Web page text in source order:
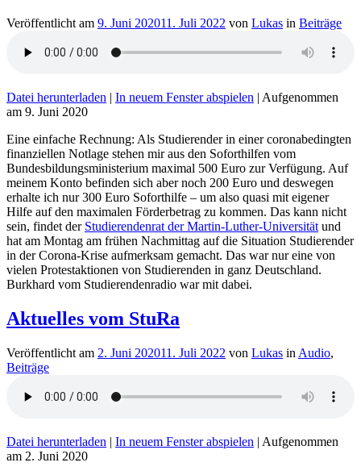
Veröffentlicht am 9. Juni 202011. Juli 2022 von Lukas in Beiträge
Datei herunterladen | In neuem Fenster abspielen | Aufgenommen
am 9. Juni 2020
Eine einfache Rechnung: Als Studierender in einer coronabedingten
finanziellen Notlage stehen mir aus den Soforthilfen vom
Bundesbildungsministerium maximal 500 Euro zur Verfügung. Auf
meinem Konto befinden sich aber noch 200 Euro und deswegen
erhalte ich nur 300 Euro Soforthilfe – um also quasi mit eigener
Hilfe auf den maximalen Förderbetrag zu kommen. Das kann nicht
sein, findet der Studierendenrat der Martin-Luther-Universität und
hat am Montag am frühen Nachmittag auf die Situation Studierender
in der Corona-Krise aufmerksam gemacht. Das war nur eine von
vielen Protestaktionen von Studierenden in ganz Deutschland.
Burkhard vom Studierendenradio war mit dabei.
Aktuelles vom StuRa
Veröffentlicht am 2. Juni 202011. Juli 2022 von Lukas in Audio,
Beiträge
Datei herunterladen | In neuem Fenster abspielen | Aufgenommen
am 2. Juni 2020